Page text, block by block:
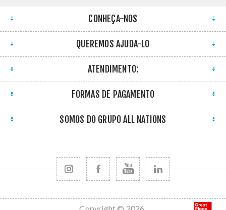
CONHEÇA-NOS
QUEREMOS AJUDÁ-LO
ATENDIMENTO:
FORMAS DE PAGAMENTO
SOMOS DO GRUPO ALL NATIONS